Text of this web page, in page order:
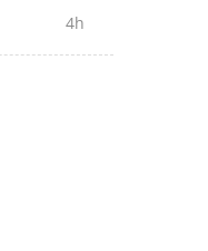
4h